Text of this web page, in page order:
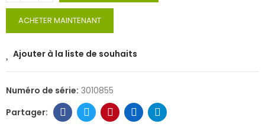
ACHETER MAINTENANT
Ajouter à la liste de souhaits
Numéro de série: 3010855